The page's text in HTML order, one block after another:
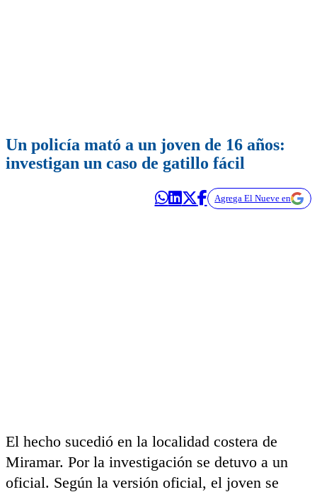
Un policía mató a un joven de 16 años:
investigan un caso de gatillo fácil
Agrega El Nueve en
El hecho sucedió en la localidad costera de
Miramar. Por la investigación se detuvo a un
oficial. Según la versión oficial, el joven se